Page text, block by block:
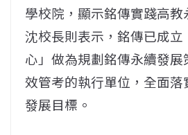
學校院，顯示銘傳實踐高教
沈校長則表示，銘傳已成立
心」做為規劃銘傳永續發展
效管考的執行單位，全面落
發展目標。